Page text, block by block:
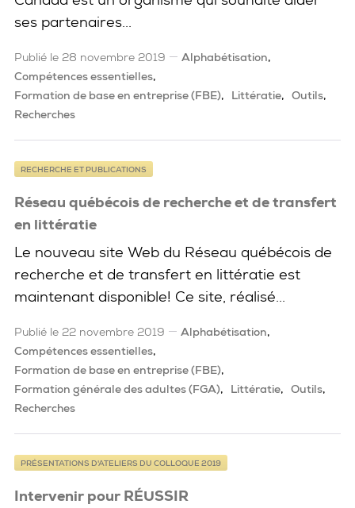
ses partenaires...
Publié le 28 novembre 2019
Alphabétisation
Compétences essentielles
Formation de base en entreprise (FBE)
Littératie
Outils
Recherches
Réseau québécois de recherche et de transfert
en littératie
RECHERCHE ET PUBLICATIONS
Le nouveau site Web du Réseau québécois de
recherche et de transfert en littératie est
maintenant disponible! Ce site, réalisé...
Publié le 22 novembre 2019
Alphabétisation
Compétences essentielles
Formation de base en entreprise (FBE)
Formation générale des adultes (FGA)
Littératie
Outils
Recherches
Intervenir pour RÉUSSIR
PRÉSENTATIONS D'ATELIERS DU COLLOQUE 2019